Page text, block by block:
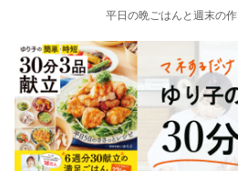
平日の晩ごはんと週末の